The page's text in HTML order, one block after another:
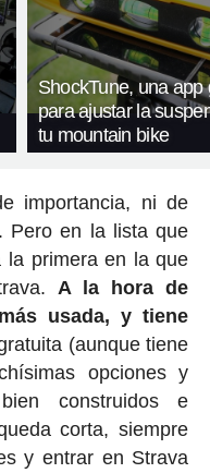
ShockTune, una app
para ajustar la
tu mountain bike
importancia, ni de
Pero en la lista que
la primera en la que
A la hora de
usada, y tiene
(aunque tiene
opciones y
construidos e
corta, siempre
y entrar en Strava